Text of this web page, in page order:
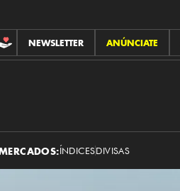
CONTRIBUCIONES
NEWSLETTER ANÚNCIATE
ÍNDICESDIVISAS